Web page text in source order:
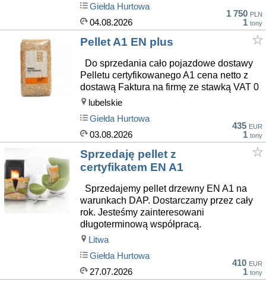
Giełda Hurtowa
04.08.2026
1 750 PLN
1 tony
Pellet A1 EN plus
Do sprzedania cało pojazdowe dostawy
Pelletu certyfikowanego A1 cena netto z
dostawą Faktura na firmę ze stawką VAT 0
lubelskie
Giełda Hurtowa
03.08.2026
435 EUR
1 tony
Sprzedaję pellet z
certyfikatem EN A1
Sprzedajemy pellet drzewny EN A1 na
warunkach DAP. Dostarczamy przez cały
rok. Jesteśmy zainteresowani
długoterminową współpracą.
Litwa
Giełda Hurtowa
27.07.2026
410 EUR
1 tony